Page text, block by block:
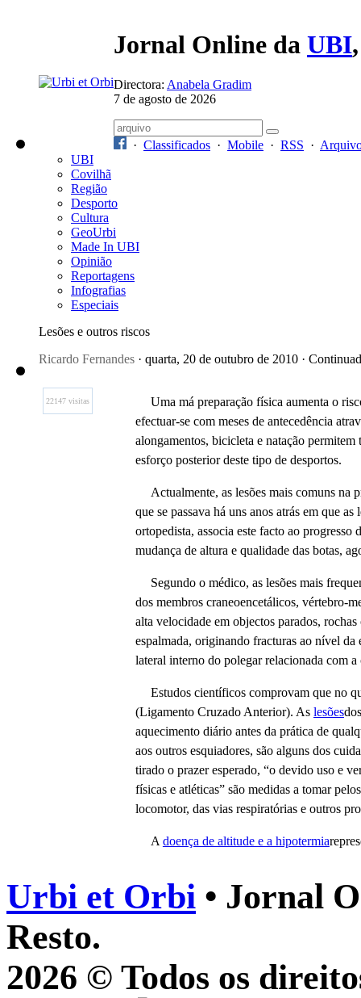
Jornal Online da UBI
Directora: Anabela Gradim
7 de agosto de 2026
· Classificados · Mobile · RSS ·
UBI
Covilhã
Região
Desporto
Cultura
GeoUrbi
Made In UBI
Opinião
Reportagens
Infografias
Especiais
Lesões e outros riscos
Ricardo Fernandes · quarta, 20 de outubro de 2010 ·
22147 visitas
Uma má preparação física aumenta o
efectuar-se com meses de antecedência
alongamentos, bicicleta e natação
esforço posterior deste tipo de desportos.
Actualmente, as lesões mais comuns na
que se passava há uns anos atrás em que
ortopedista, associa este facto ao
mudança de altura e qualidade das botas,
Segundo o médico, as lesões mais
dos membros craneoencetálicos, vértebro-
alta velocidade em objectos parados,
espalmada, originando fracturas ao nível
lateral interno do polegar relacionada com a
Estudos científicos comprovam que no
(Ligamento Cruzado Anterior). As lesões
aquecimento diário antes da prática de
aos outros esquiadores, são alguns dos
tirado o prazer esperado, “o devido uso e
físicas e atléticas” são medidas a tomar
locomotor, das vias respiratórias e outros
A doença de altitude e a hipotermia
Urbi et Orbi • Jornal
Resto.
2026 © Todos os